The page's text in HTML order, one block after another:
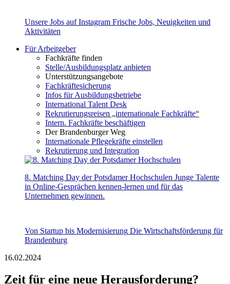
Unsere Jobs auf Instagram Frische Jobs, Neuigkeiten und
Aktivitäten
Für Arbeitgeber
Fachkräfte finden
Stelle/Ausbildungsplatz anbieten
Unterstützungsangebote
Fachkräftesicherung
Infos für Ausbildungsbetriebe
International Talent Desk
Rekrutierungsreisen „internationale Fachkräfte“
Intern. Fachkräfte beschäftigen
Der Brandenburger Weg
Internationale Pflegekräfte einstellen
Rekrutierung und Integration
8. Matching Day der Potsdamer Hochschulen Junge Talente
in Online-Gesprächen kennen-lernen und für das
Unternehmen gewinnen.
Von Startup bis Modernisierung Die Wirtschaftsförderung für
Brandenburg
16.02.2024
Zeit für eine neue Herausforderung?